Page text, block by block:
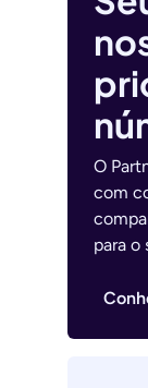
O
com
para o